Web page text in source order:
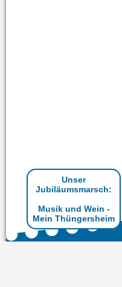
Unser
Jubiläumsmarsch:
Musik und Wein -
Mein Thüngersheim